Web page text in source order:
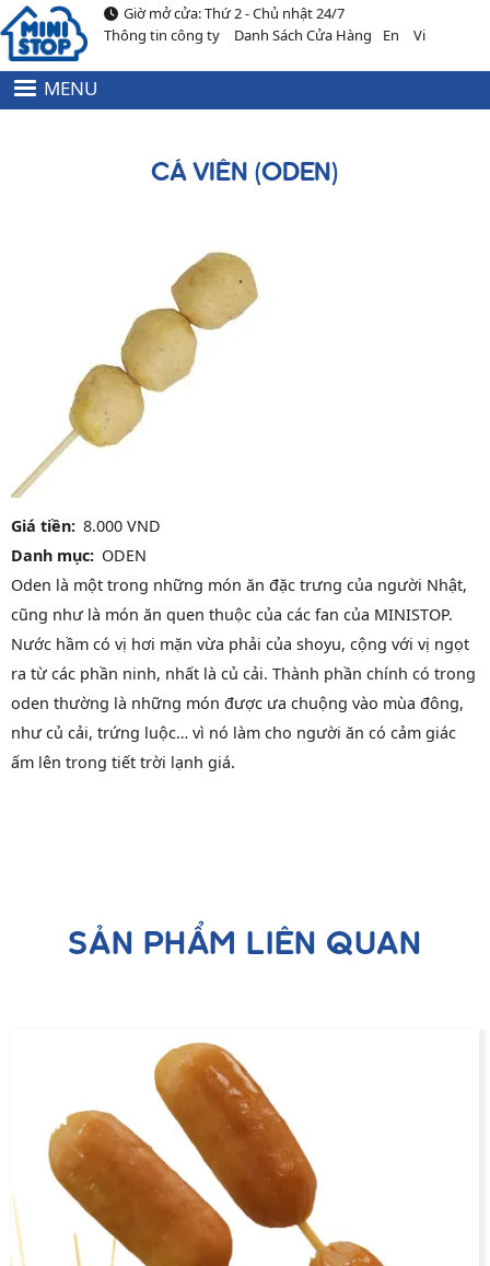
Nhảy đến nội dungGiờ mở cửa: Thứ 2 - Chủ nhật 24/7
Thông tin công ty Danh Sách Cửa Hàng En Vi
MENU
CÁ VIÊN (ODEN)
Giá tiền 8.000 VND
Danh mục
ODEN
Oden là một trong những món ăn đặc trưng của người Nhật,
cũng như là món ăn quen thuộc của các fan của MINISTOP.
Nước hầm có vị hơi mặn vừa phải của shoyu, cộng với vị ngọt
ra từ các phần ninh, nhất là củ cải. Thành phần chính có trong
oden thường là những món được ưa chuộng vào mùa đông,
như củ cải, trứng luộc… vì nó làm cho người ăn có cảm giác
ấm lên trong tiết trời lạnh giá.
SẢN PHẨM LIÊN QUAN